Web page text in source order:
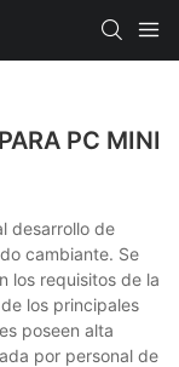
PC MINI
desarrollo de
cambiante. Se
los requisitos de la
los principales
poseen alta
por personal de